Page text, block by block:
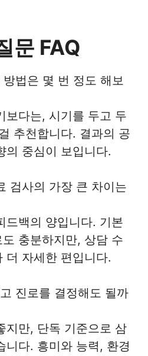
문 FAQ
법은 몇 번 정도 해보
보다는, 시기를 두고 두
추천합니다. 결과의 공
의 중심이 보입니다.
검사의 가장 큰 차이는
드백의 양입니다. 기본
충분하지만, 상담 수
더 자세한 편입니다.
진로를 결정해도 될까
지만, 단독 기준으로 삼
니다. 흥미와 능력, 환경